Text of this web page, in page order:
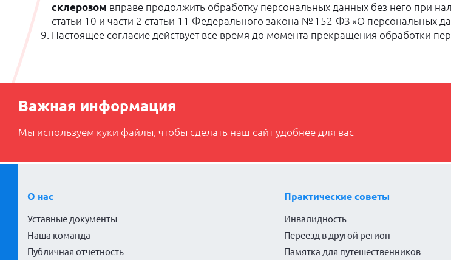
склерозом вправе продолжить обработку персональных данных без него при
статьи 10 и части 2 статьи 11 Федерального закона № 152-ФЗ «О персональных
Настоящее согласие действует все время до момента прекращения обработки
Важная информация
Мы используем куки файлы, чтобы сделать наш сайт удобнее для вас
О нас
Уставные документы
Наша команда
Публичная отчетность
Практические советы
Инвалидность
Переезд в другой регион
Памятка для путешественников